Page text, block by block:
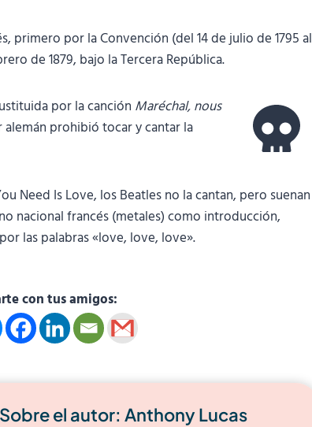
primero por la Convención (del 14 de julio de 1795 al
de 1879, bajo la Tercera República.
por la canción Maréchal, nous
prohibió tocar y cantar la
Need Is Love, los Beatles no la cantan, pero suenan
nacional francés (metales) como introducción,
las palabras «love, love, love».
con tus amigos:
Sobre el autor: Anthony Lucas